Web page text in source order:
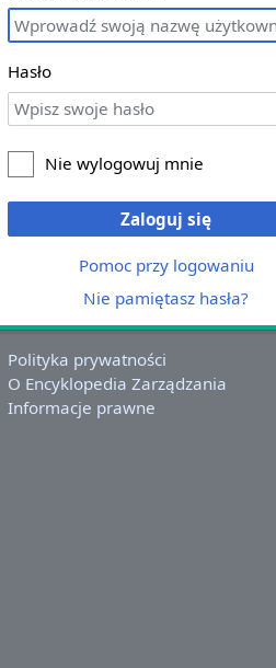
Hasło
Nie wylogowuj mnie
Zaloguj się
Pomoc przy logowaniu
Nie pamiętasz hasła?
Polityka prywatności
O Encyklopedia Zarządzania
Informacje prawne